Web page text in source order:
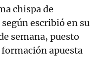
chispa de
escribió en su
semana, puesto
formación apuesta